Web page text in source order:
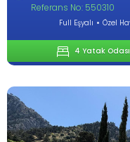
Referans No: 550310
Full Eşyalı Özel
4 Yatak Odası